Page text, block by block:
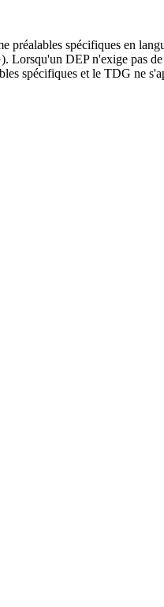
préalables spécifiques en
Lorsqu'un DEP n'exige pas
spécifiques et le TDG ne